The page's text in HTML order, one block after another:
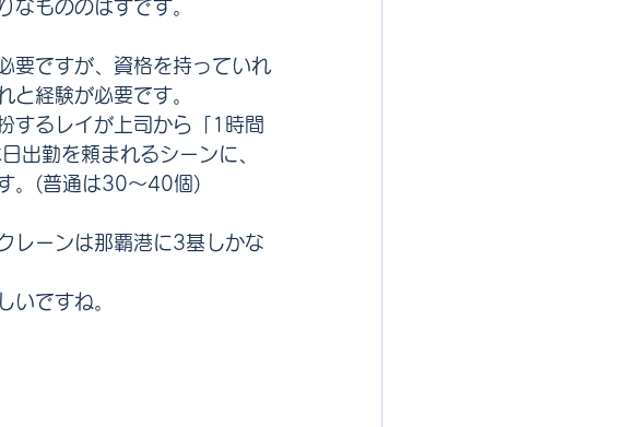
なもののはずです。
要ですが、資格を持っていれ
と経験が必要です。
するレイが上司から「1時間
出勤を頼まれるシーンに、
。(普通は30～40個)
レーンは那覇港に3基しかな
いですね。